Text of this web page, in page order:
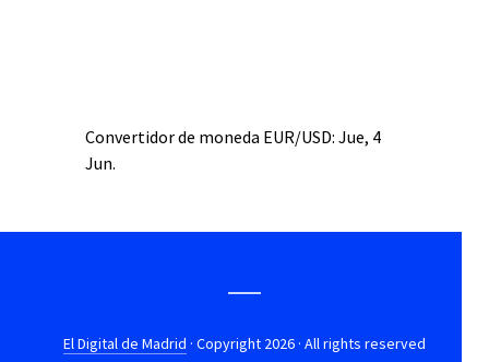
Convertidor de moneda EUR/USD: Jue, 4
Jun.
El Digital de Madrid · Copyright 2026 · All rights reserved